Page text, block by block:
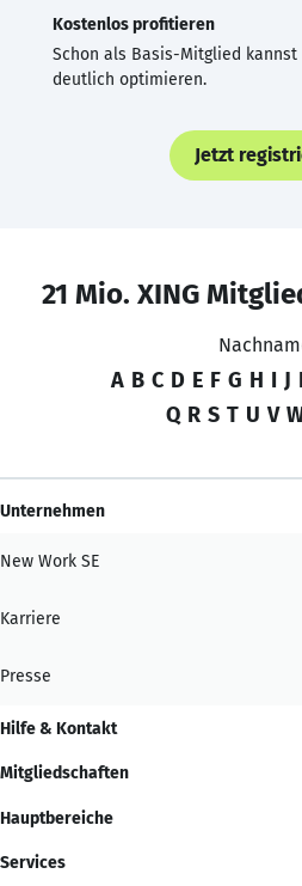
Kostenlos profitieren
Schon als Basis-Mitglied kannst
deutlich optimieren.
Jetzt
21 Mio. XING
A B C D E F G H I J
Q R S T U V
Unternehmen
New Work SE
Karriere
Presse
Hilfe & Kontakt
Mitgliedschaften
Hauptbereiche
Services